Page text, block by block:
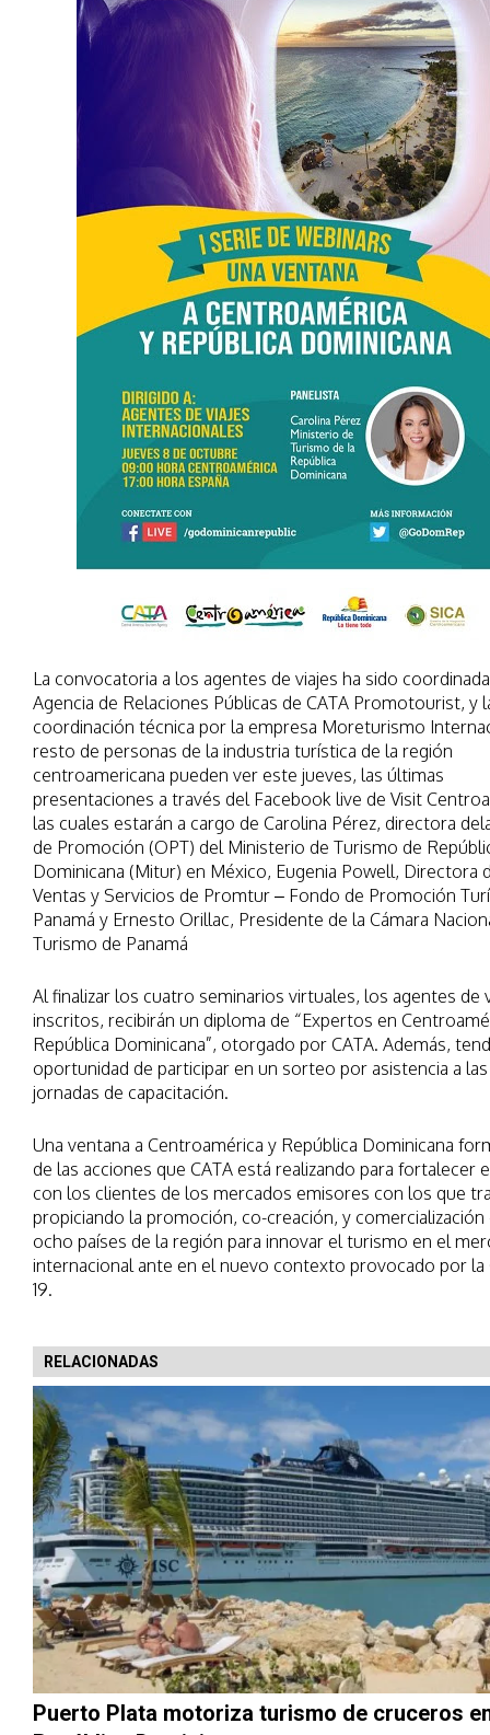
La convocatoria a los agentes de viajes ha sido
Agencia de Relaciones Públicas de CATA Promotourist, y
coordinación técnica por la empresa Moreturismo
resto de personas de la industria turística de la región
centroamericana pueden ver este jueves, las últimas
presentaciones a través del Facebook live de Visit
las cuales estarán a cargo de Carolina Pérez, directora
de Promoción (OPT) del Ministerio de Turismo de
Dominicana (Mitur) en México, Eugenia Powell, Directora
Ventas y Servicios de Promtur – Fondo de Promoción
Panamá y Ernesto Orillac, Presidente de la Cámara
Turismo de Panamá
Al finalizar los cuatro seminarios virtuales, los agentes de
inscritos, recibirán un diploma de “Expertos en
República Dominicana”, otorgado por CATA. Además,
oportunidad de participar en un sorteo por asistencia a
jornadas de capacitación.
Una ventana a Centroamérica y República Dominicana
de las acciones que CATA está realizando para fortalecer
con los clientes de los mercados emisores con los que
propiciando la promoción, co-creación, y comercialización
ocho países de la región para innovar el turismo en el
internacional ante en el nuevo contexto provocado por la
19.
RELACIONADAS
Puerto Plata motoriza turismo de cruceros